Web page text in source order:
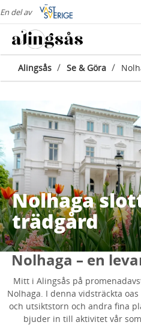
En del av
Alingsås / Se & Göra /
Nolhaga
trädgård
Nolhaga – en
Mitt i Alingsås på
Nolhaga. I denna vidsträckta
och utsiktstorn och andra fina
bjuder in till aktivitet vår